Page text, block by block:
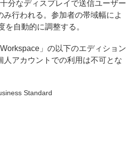
分なディスプレイで送信ユーザー
み行われる。参加者の帯域幅によ
を自動的に調整する。
」の以下のエディション
人アカウントでの利用は不可とな
Standard